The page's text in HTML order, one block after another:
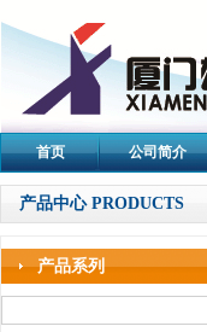
首页 公司简介
产品中心 PRODUCTS
产品系列